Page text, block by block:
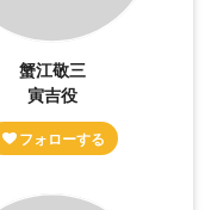
蟹江敬三
寅吉役